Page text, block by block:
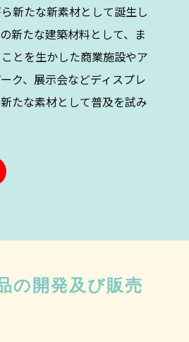
新たな新素材として誕生し
新たな建築材料として、ま
とを生かした商業施設やア
ク、展示会などディスプレ
たな素材として普及を試み
の開発及び販売